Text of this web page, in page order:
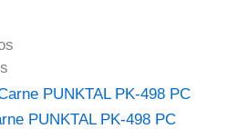
PUNKTAL PK-498 PC